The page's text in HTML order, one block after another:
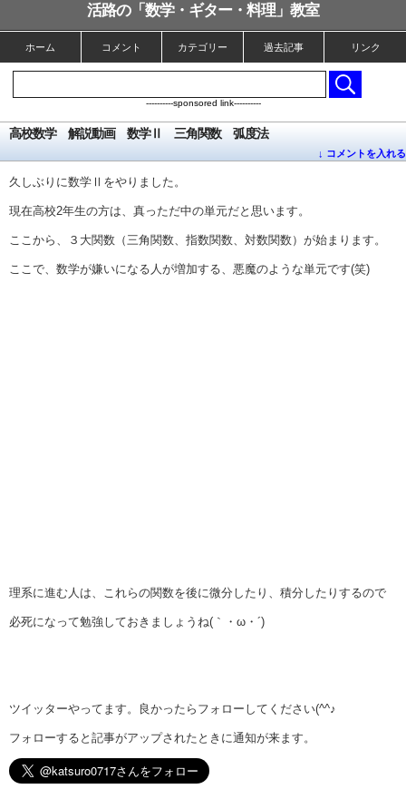
活路の「数学・ギター・料理」教室
ホーム コメント カテゴリー 過去記事 リンク
----------sponsored link----------
高校数学 解説動画 数学Ⅱ 三角関数 弧度法
↓ コメントを入れる
久しぶりに数学Ⅱをやりました。
現在高校2年生の方は、真っただ中の単元だと思います。
ここから、３大関数（三角関数、指数関数、対数関数）が始まります。
ここで、数学が嫌いになる人が増加する、悪魔のような単元です(笑)
理系に進む人は、これらの関数を後に微分したり、積分したりするので
必死になって勉強しておきましょうね(｀・ω・´)
ツイッターやってます。良かったらフォローしてください(^^♪
フォローすると記事がアップされたときに通知が来ます。